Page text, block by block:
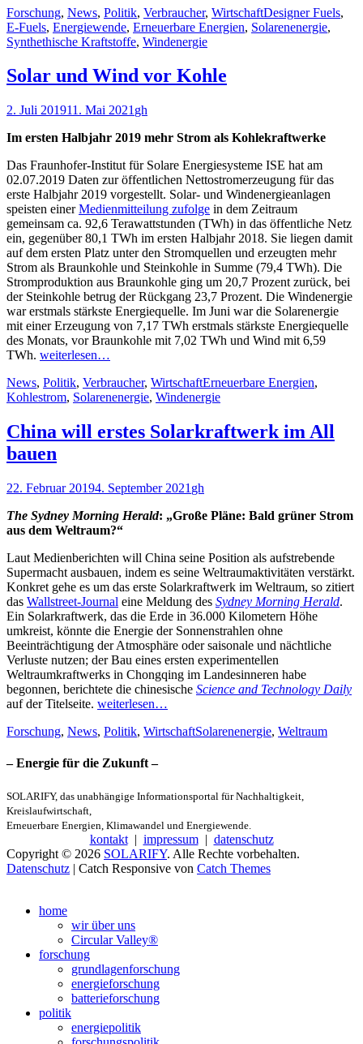
Kategorien
Forschung, News, Politik, Verbraucher, WirtschaftSchlagworte
Designer Fuels,
E-Fuels, Energiewende, Erneuerbare Energien, Solarenenergie,
Synthethische Kraftstoffe, Windenergie
Solar und Wind vor Kohle
Veröffentlicht
2. Juli 201911. Mai 2021 Autor
gh
Im ersten Halbjahr 2019 mehr Strom als Kohlekraftwerke
Das Fraunhofer-Institut für Solare Energiesysteme ISE hat am
02.07.2019 Daten zur öffentlichen Nettostromerzeugung für das
erste Halbjahr 2019 vorgestellt. Solar- und Windenergieanlagen
speisten einerMedienmitteilung zufolge in dem Zeitraum
gemeinsam ca. 92,6 Terawattstunden (TWh) in das öffentliche Netz
ein, gegenüber 80,1 TWh im ersten Halbjahr 2018. Sie liegen damit
auf dem ersten Platz unter den Stromquellen und erzeugten mehr
Strom als Braunkohle und Steinkohle in Summe (79,4 TWh). Die
Stromproduktion aus Braunkohle ging um 20,7 Prozent zurück, bei
der Steinkohle betrug der Rückgang 23,7 Prozent. Die Windenergie
war erstmals stärkste Energiequelle. Im Juni war die Solarenergie
mit einer Erzeugung von 7,17 TWh erstmals stärkste Energiequelle
des Monats, vor Braunkohle mit 7,02 TWh und Wind mit 6,59
TWh. weiterlesen…
Kategorien
News, Politik, Verbraucher, WirtschaftSchlagworte
Erneuerbare Energien,
Kohlestrom, Solarenenergie, Windenergie
China will erstes Solarkraftwerk im All
bauen
Veröffentlicht
22. Februar 20194. September 2021 Autor
gh
The Sydney Morning Herald: „Große Pläne: Bald grüner Strom
aus dem Weltraum?“
Laut Medienberichten will China seine Position als aufstrebende
Supermacht ausbauen, indem es seine Weltraumaktivitäten verstärkt.
Konkret gehe es um das erste Solarkraftwerk im Weltraum, so zitiert
das Wallstreet-Journal eine Meldung des Sydney Morning Herald.
Ein Solarkraftwerk, das die Erde in 36.000 Kilometern Höhe
umkreist, könnte die Energie der Sonnenstrahlen ohne
Beeinträchtigung der Atmosphäre oder saisonale und nächtliche
Verluste nutzen; der Bau eines ersten experimentellen
Weltraumkraftwerks in Chongqing im Landesinneren habe
begonnen, berichtete die chinesische Science and Technology Daily
auf der Titelseite. weiterlesen…
Kategorien
Forschung, News, Politik, WirtschaftSchlagworte
Solarenenergie, Weltraum
– Energie für die Zukunft –
SOLARIFY, das unabhängige Informationsportal für Nachhaltigkeit,
Kreislaufwirtschaft,
Erneuerbare Energien, Klimawandel und Energiewende.
kontakt| impressum| datenschutz
Copyright © 2026 SOLARIFY. Alle Rechte vorbehalten.
Datenschutz | Catch Responsive von Catch Themes
oben
scrollen
home
wir über uns
Circular Valley®
forschung
grundlagenforschung
energieforschung
batterieforschung
politik
energiepolitik